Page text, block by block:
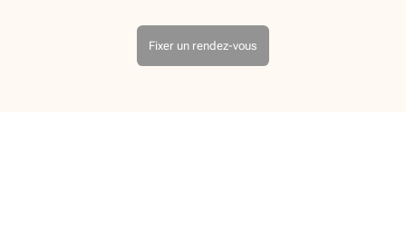
Fixer un rendez-vous